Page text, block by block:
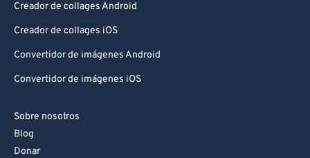
Creador de collages Android
Creador de collages iOS
Convertidor de imágenes Android
Convertidor de imágenes iOS
Sobre nosotros
Blog
Donar